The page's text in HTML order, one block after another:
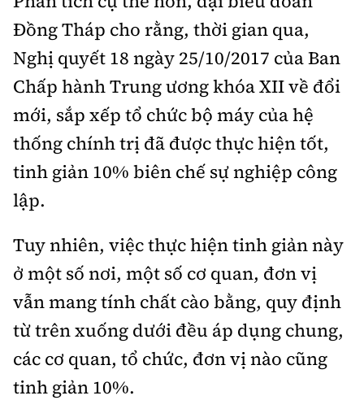
Đồng Tháp cho rằng, thời gian qua,
Nghị quyết 18 ngày 25/10/2017 của Ban
Chấp hành Trung ương khóa XII về đổi
mới, sắp xếp tổ chức bộ máy của hệ
thống chính trị đã được thực hiện tốt,
tinh giản 10% biên chế sự nghiệp công
lập.
Tuy nhiên, việc thực hiện tinh giản này
ở một số nơi, một số cơ quan, đơn vị
vẫn mang tính chất cào bằng, quy định
từ trên xuống dưới đều áp dụng chung,
các cơ quan, tổ chức, đơn vị nào cũng
tinh giản 10%.